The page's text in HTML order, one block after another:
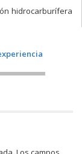
hidrocarburífera